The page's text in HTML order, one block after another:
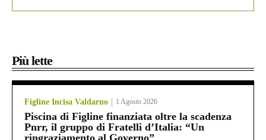
Più lette
Figline Incisa Valdarno 1 Agosto 2026
Piscina di Figline finanziata oltre la scadenza
Pnrr, il gruppo di Fratelli d’Italia: “Un
ringraziamento al Governo”